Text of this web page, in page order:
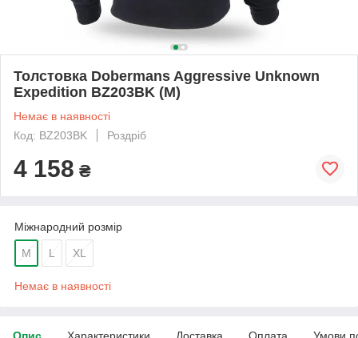
Толстовка Dobermans Aggressive Unknown
Expedition BZ203BK (M)
Немає в наявності
Код: BZ203BK
Роздріб
4 158 ₴
Міжнародний розмір
M L XL
Немає в наявності
Опис Характеристики Доставка Оплата Умови